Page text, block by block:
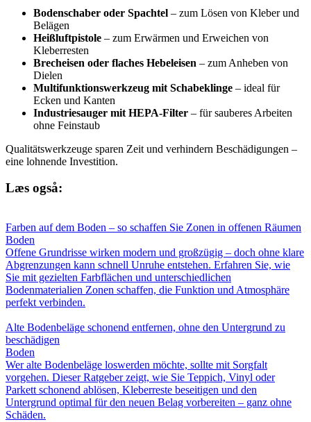
Bodenschaber oder Spachtel – zum Lösen von Kleber und
Belägen
Heißluftpistole – zum Erwärmen und Erweichen von
Kleberresten
Brecheisen oder flaches Hebeleisen – zum Anheben von
Dielen
Multifunktionswerkzeug mit Schabeklinge – ideal für
Ecken und Kanten
Industriesauger mit HEPA-Filter – für sauberes Arbeiten
ohne Feinstaub
Qualitätswerkzeuge sparen Zeit und verhindern Beschädigungen –
eine lohnende Investition.
Læs også:
Farben auf dem Boden – so schaffen Sie Zonen in offenen Räumen
Boden
Offene Grundrisse wirken modern und großzügig – doch ohne klare
Abgrenzungen kann schnell Unruhe entstehen. Erfahren Sie, wie
Sie mit gezielten Farbflächen und unterschiedlichen
Bodenmaterialien Zonen schaffen, die Funktion und Atmosphäre
perfekt verbinden.
Alte Bodenbeläge schonend entfernen, ohne den Untergrund zu
beschädigen
Boden
Wer alte Bodenbeläge loswerden möchte, sollte mit Sorgfalt
vorgehen. Dieser Ratgeber zeigt, wie Sie Teppich, Vinyl oder
Parkett schonend ablösen, Kleberreste beseitigen und den
Untergrund optimal für den neuen Belag vorbereiten – ganz ohne
Schäden.